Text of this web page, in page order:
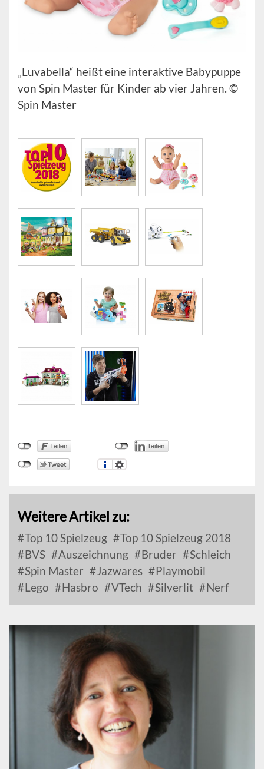
„Luvabella“ heißt eine interaktive Babypuppe
von Spin Master für Kinder ab vier Jahren. ©
Spin Master
Weitere Artikel zu:
Top 10 Spielzeug
Top 10 Spielzeug 2018
BVS
Auszeichnung Bruder
Schleich
Spin Master
Jazwares
Playmobil
Lego
Hasbro VTech Silverlit Nerf